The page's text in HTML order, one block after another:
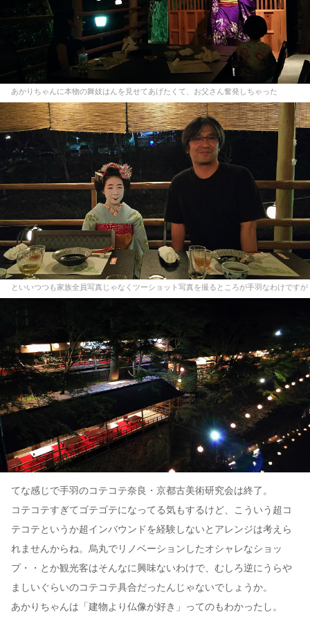
あかりちゃんに本物の舞妓はんを見せてあげたくて、お父さん奮発しちゃった
といいつつも家族全員写真じゃなくツーショット写真を撮るところが手羽なわけですが
てな感じで手羽のコテコテ奈良・京都古美術研究会は終了。
コテコテすぎてゴテゴテになってる気もするけど、こういう超コ
テコテというか超インバウンドを経験しないとアレンジは考えら
れませんからね。烏丸でリノベーションしたオシャレなショッ
プ・・とか観光客はそんなに興味ないわけで、むしろ逆にうらや
ましいぐらいのコテコテ具合だったんじゃないでしょうか。
あかりちゃんは「建物より仏像が好き」ってのもわかったし。